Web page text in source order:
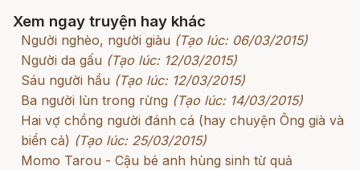
Xem ngay truyện hay khác
Người nghèo, người giàu (Tạo lúc: 06/03/2015)
Người da gấu (Tạo lúc: 12/03/2015)
Sáu người hầu (Tạo lúc: 12/03/2015)
Ba người lùn trong rừng (Tạo lúc: 14/03/2015)
Hai vợ chồng người đánh cá (hay chuyện Ông già và
biển cả) (Tạo lúc: 25/03/2015)
Momo Tarou - Cậu bé anh hùng sinh từ quả